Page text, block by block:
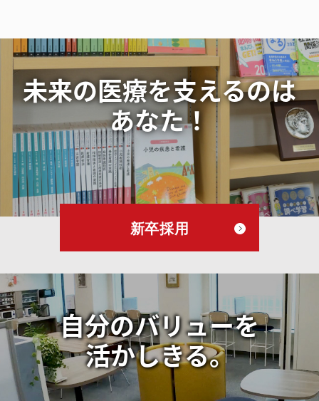
未来の医療を支えるのは
あなた！
新卒採用
自分のバリューを
活かしきる。